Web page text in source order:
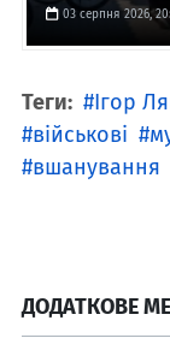
03 серпня 2026,
Теги: Ігор
військові
вшанування
ДОДАТКОВЕ